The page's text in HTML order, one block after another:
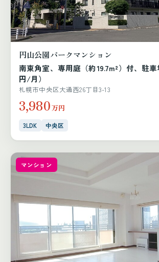
円山公園パークマンション
南東角室、専用庭（約19.7m²）付、駐
円/月）
札幌市中央区大通西26丁目3-13
3,980万円
3LDK 中央区
マンション